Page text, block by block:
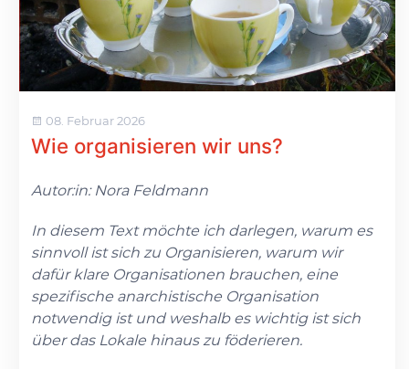
08. Februar 2026
Wie organisieren wir uns?
Autor:in: Nora Feldmann
In diesem Text möchte ich darlegen, warum es
sinnvoll ist sich zu Organisieren, warum wir
dafür klare Organisationen brauchen, eine
spezifische anarchistische Organisation
notwendig ist und weshalb es wichtig ist sich
über das Lokale hinaus zu föderieren.